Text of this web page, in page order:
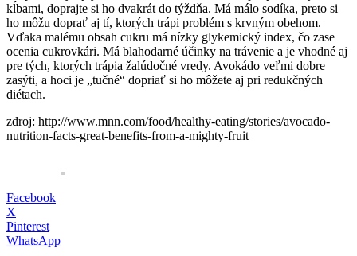
kĺbami, doprajte si ho dvakrát do týždňa. Má málo sodíka, preto si
ho môžu doprať aj tí, ktorých trápi problém s krvným obehom.
Vďaka malému obsah cukru má nízky glykemický index, čo zase
ocenia cukrovkári. Má blahodarné účinky na trávenie a je vhodné aj
pre tých, ktorých trápia žalúdočné vredy. Avokádo veľmi dobre
zasýti, a hoci je „tučné“ dopriať si ho môžete aj pri redukčných
diétach.
zdroj: http://www.mnn.com/food/healthy-eating/stories/avocado-
nutrition-facts-great-benefits-from-a-mighty-fruit
Facebook
X
Pinterest
WhatsApp